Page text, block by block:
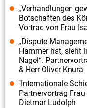
„Verhandlungen
Botschaften des
Vortrag von Frau
„Dispute
Hammer hat, sieht
Nagel“.
& Herr Oliver Knura
"Internationale
Partnervortrag Frau
Dietmar Ludolph
Fachtagung
2019:
Contract
&
Claim